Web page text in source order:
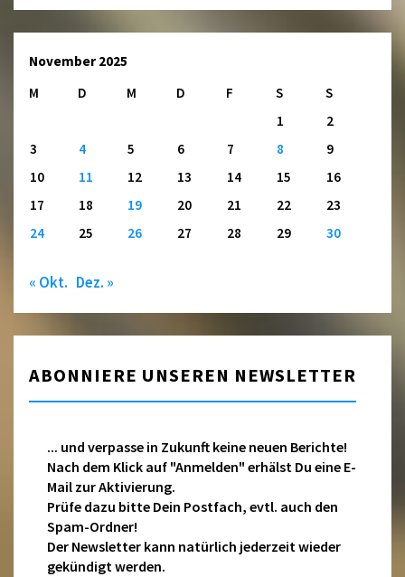
November 2025
M
D M D F S
S
1
2
3
4 5 6 7 8
9
10
11 12 13 14 15
16
17
18 19 20 21 22
23
24
25 26 27 28 29 30
« Okt. Dez. »
ABONNIERE UNSEREN NEWSLETTER
... und verpasse in Zukunft keine neuen Berichte!
Nach dem Klick auf "Anmelden" erhälst Du eine E-
Mail zur Aktivierung.
Prüfe dazu bitte Dein Postfach, evtl. auch den
Spam-Ordner!
Der Newsletter kann natürlich jederzeit wieder
gekündigt werden.